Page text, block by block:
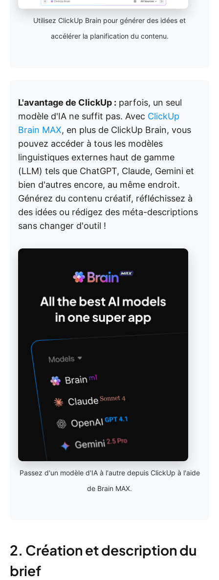
Utilisez ClickUp Brain pour générer des idées et
accélérer la planification du contenu.
L'avantage de ClickUp : parfois, un seul
modèle d'IA ne suffit pas. Avec ClickUp
Brain MAX, en plus de ClickUp Brain, vous
pouvez accéder à tous les modèles
linguistiques externes haut de gamme
(LLM) tels que ChatGPT, Claude, Gemini et
bien d'autres encore, au même endroit.
Générez du contenu créatif, réfléchissez à
des idées ou rédigez des méta-descriptions
sans changer d'outil !
Passez d'un modèle d'IA à l'autre depuis ClickUp à l'aide
de Brain MAX.
2. Création et description du
brief